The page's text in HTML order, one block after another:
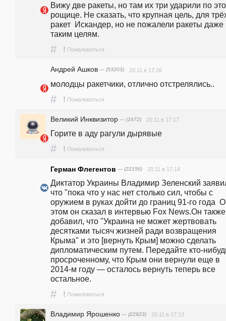
Вижу две ракеты, но там их три ударили по
рощице. Не сказать, что крупная цель, для
ракет  Искандер, но не пожалели ракеты даже
таким целям.
# ! Пожаловаться
Андрей Ашков — (53203) 20.11 в 17:26
молодцы ракетчики, отлично отстрелялись..
# ! Пожаловаться
Великий Инквизитор — (1672) 20.11 в 17:17
Горите в аду рагули дырявые
# ! Пожаловаться
Герман Флегентов — (22156) 20.11 в 17:14
Диктатор Украины Владимир Зеленский
что "пока что у нас нет столько сил, чтобы с
оружием в руках дойти до границ 91-го года
этом он сказал в интервью Fox News.Он также
добавил, что "Украина не может жертвовать
десятками тысяч жизней ради возвращения
Крыма" и это [вернуть Крым] можно сделать
дипломатическим путем. Передайте кто-
просроченному, что Крым они вернули еще в
2014-м году — осталось вернуть теперь все
остальное.
# ! Пожаловаться
Владимир Ярошенко — (22923) 20.11 в 17:13